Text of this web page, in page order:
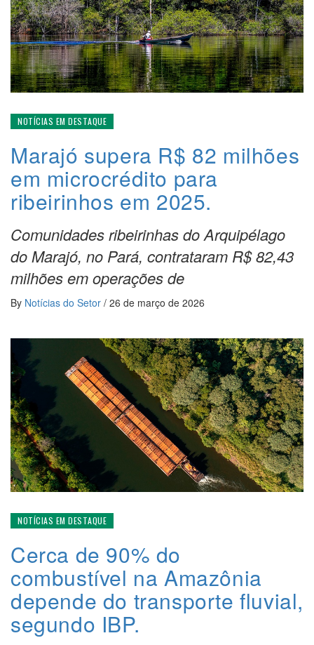
NOTÍCIAS EM DESTAQUE
Marajó supera R$ 82 milhões
em microcrédito para
ribeirinhos em 2025.
Comunidades ribeirinhas do Arquipélago
do Marajó, no Pará, contrataram R$ 82,43
milhões em operações de
By Notícias do Setor / 26 de março de 2026
NOTÍCIAS EM DESTAQUE
Cerca de 90% do
combustível na Amazônia
depende do transporte fluvial,
segundo IBP.